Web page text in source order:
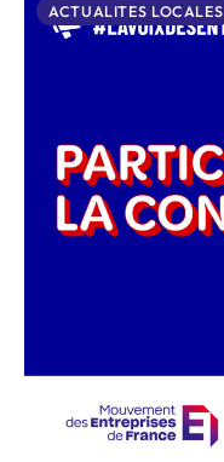
ACTUALITES LOCALES